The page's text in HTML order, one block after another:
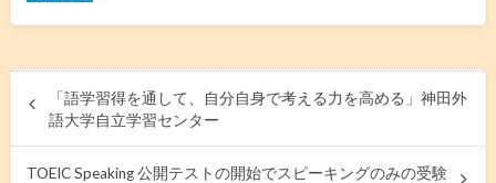
「語学習得を通して、自分自身で考える力を高める」神田外
語大学自立学習センター
TOEIC Speaking 公開テストの開始でスピーキングのみの受験